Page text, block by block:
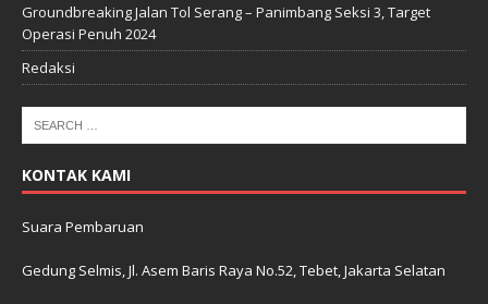
Groundbreaking Jalan Tol Serang – Panimbang Seksi 3, Target
Operasi Penuh 2024
Redaksi
KONTAK KAMI
Suara Pembaruan
Gedung Selmis, Jl. Asem Baris Raya No.52, Tebet, Jakarta Selatan